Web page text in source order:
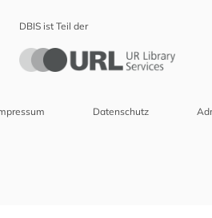
DBIS ist Teil der
Datenschutz